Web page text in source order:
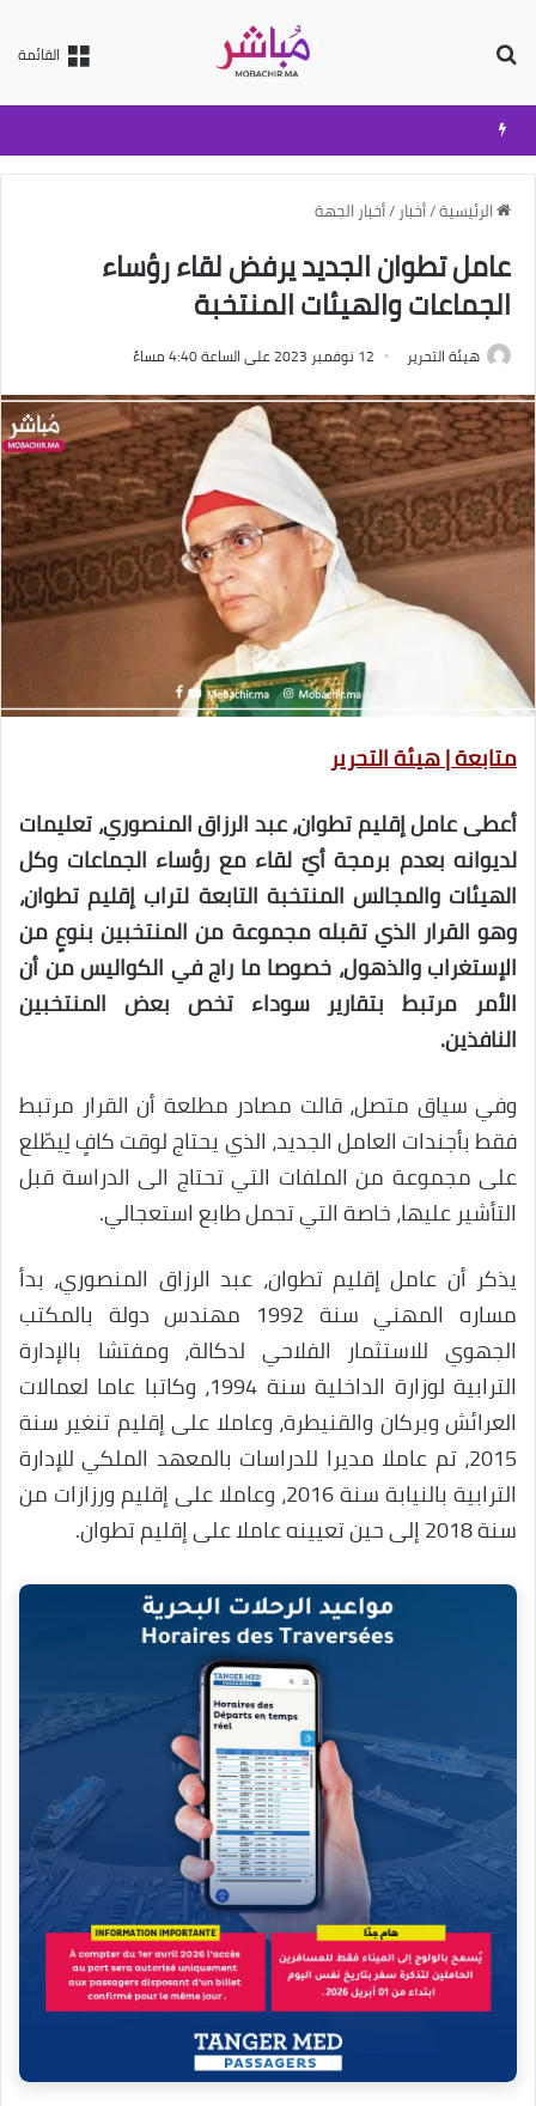
القائمة
الرئيسية/أخبار /أخبار الجهة
عامل تطوان الجديد يرفض لقاء رؤساء
الجماعات والهيئات المنتخبة
هيئة التحرير 12 نوفمبر 2023 على الساعة 4:40 مساءً
متابعة | هيئة التحرير
أعطى عامل إقليم تطوان، عبد الرزاق المنصوري، تعليمات
لديوانه بعدم برمجة أيّ لقاء مع رؤساء الجماعات وكل
الهيئات والمجالس المنتخبة التابعة لتراب إقليم تطوان،
وهو القرار الذي تقبله مجموعة من المنتخبين بنوعٍ من
الإستغراب والذهول، خصوصا ما راج في الكواليس من أن
الأمر مرتبط بتقارير سوداء تخص بعض المنتخبين
النافذين.
وفي سياق متصل، قالت مصادر مطلعة أن القرار مرتبط
فقط بأجندات العامل الجديد، الذي يحتاج لوقت كافٍ لِيطّلع
على مجموعة من الملفات التي تحتاج الى الدراسة قبل
التأشير عليها، خاصة التي تحمل طابع استعجالي.
يذكر أن عامل إقليم تطوان، عبد الرزاق المنصوري، بدأ
مساره المهني سنة 1992 مهندس دولة بالمكتب
الجهوي للاستثمار الفلاحي لدكالة، ومفتشا بالإدارة
الترابية لوزارة الداخلية سنة 1994، وكاتبا عاما لعمالات
العرائش وبركان والقنيطرة، وعاملا على إقليم تنغير سنة
2015، تم عاملا مديرا للدراسات بالمعهد الملكي للإدارة
الترابية بالنيابة سنة 2016، وعاملا على إقليم ورزازات من
سنة 2018 إلى حين تعيينه عاملا على إقليم تطوان.